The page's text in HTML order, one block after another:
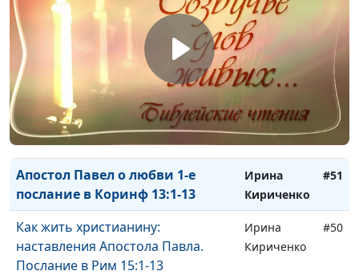
Кириченко
Молитва Давида: Ты укажешь мне
путь жизни. Псалтирь 15
Ирина
Кириченко
#53
Сотворение Евы, или
Одиночество человека - не
Божья воля. Бытие 2:18-25
Кириченко
#52
Апостол Павел о любви 1-е
послание в Коринф 13:1-13
Ирина
Кириченко
#51
Как жить христианину:
наставления Апостола Павла.
Послание в Рим 15:1-13
Ирина
Кириченко
#50